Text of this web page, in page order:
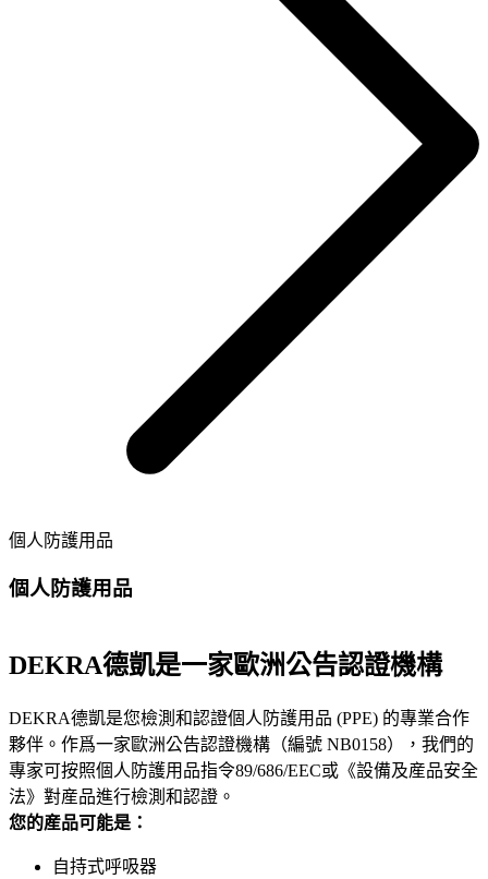
個人防護用品
個人防護用品
DEKRA德凱是一家歐洲公告認證機構
DEKRA德凱是您檢測和認證個人防護用品 (PPE) 的專業合作
夥伴。作爲一家歐洲公告認證機構（編號 NB0158），我們的
專家可按照個人防護用品指令89/686/EEC或《設備及産品安全
法》對産品進行檢測和認證。
您的産品可能是：
自持式呼吸器